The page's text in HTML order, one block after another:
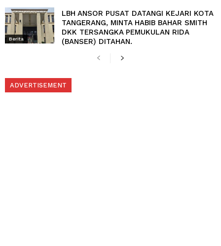
Berita
LBH ANSOR PUSAT DATANGI KEJARI KOTA
TANGERANG, MINTA HABIB BAHAR SMITH
DKK TERSANGKA PEMUKULAN RIDA
(BANSER) DITAHAN.
ADVERTISEMENT